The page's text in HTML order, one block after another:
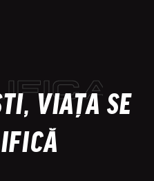
VIAȚA SE